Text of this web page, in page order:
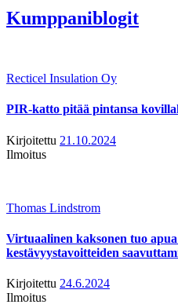
Kumppaniblogit
Recticel Insulation Oy
PIR-katto pitää pintansa
Kirjoitettu 21.10.2024
Ilmoitus
Thomas Lindstrom
Virtuaalinen kaksonen tuo
kestävyystavoitteiden
Kirjoitettu 24.6.2024
Ilmoitus